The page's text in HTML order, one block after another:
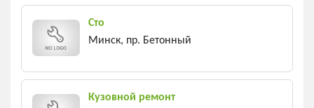
Сто
Минск, пр. Бетонный
Кузовной ремонт